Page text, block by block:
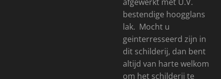
bestendige hoogglans
lak. Mocht u
geinterresseerd zijn in
dit schilderij, dan bent
altijd van harte welkom
om het schilderij te